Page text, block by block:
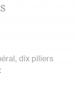
dix piliers